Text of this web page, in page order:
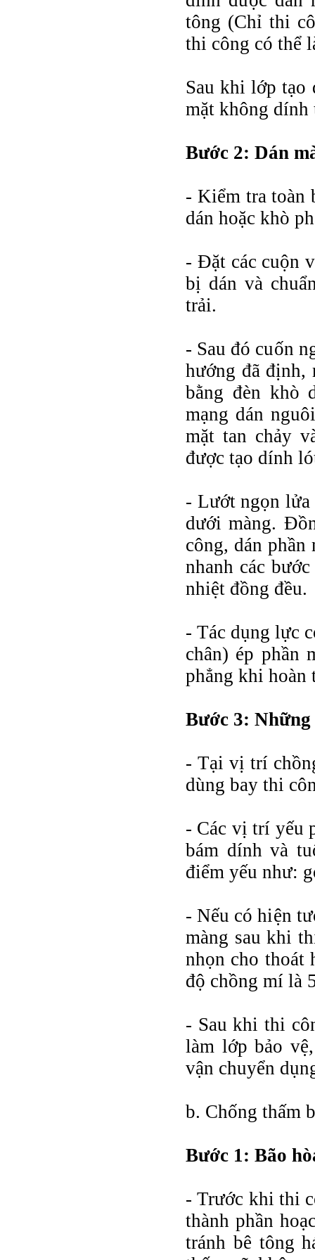
tông (Chỉ thi
thi công có thể
Sau khi lớp tạo
mặt không dính
Bước 2: Dán
- Kiểm tra toàn
dán hoặc khò
- Đặt các cuộn
bị dán và
trải.
- Sau đó cuốn
hướng đã định,
bằng đèn khò
mạng dán
mặt tan chảy
được tạo dính
- Lướt ngọn lửa
dưới màng.
công, dán phần
nhanh các
nhiệt đồng đều.
- Tác dụng lực
chân) ép phần
phẳng khi hoàn
Bước 3:
- Tại vị trí
dùng bay thi
- Các vị trí yếu
bám dính và
điểm yếu như:
- Nếu có hiện
màng sau khi
nhọn cho thoát
độ chồng mí là
- Sau khi thi
làm lớp bảo
vận chuyển
b. Chống thấm
Bước 1: Bão
- Trước khi thi
thành phần
tránh bê tông